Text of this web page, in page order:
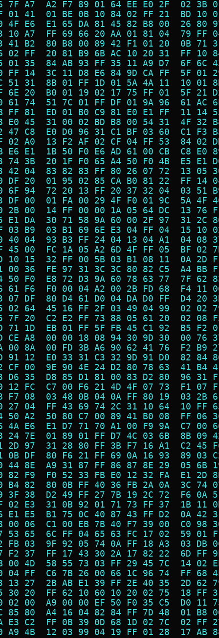
7F A7  A2 F7 89 01 64 EE E0 2F  02
01 41  01 BE 0B 10 84 02 FF 21  BD
4F E6  E1 65 DA 81 45 82 B8 00  26
10 A7  FF 69 66 20 AA 01 81 04  79
41 B2  80 B8 00 89 42 F1 01 20  0B
02 FF  20 81 B9 6B AC 10 20 31  FF
01 35  84 AB 93 FF 35 11 A9 D7  6F
FF 14  3C 11 D8 E6 84 9D CA FF  5F
51 31  8B 01 FF 1D 01 5A 4A 11  10
6E 20  B0 01 19 02 17 75 FF 01  5F
61 74  51 7C 01 FF DF 01 9A 96  61
FF 81  ED 01 B0 C9 81 E0 E1 FF  11
E0 45  31 00 02 BD B8 00 54 31  4F
47 C8  E0 D0 96 31 C1 BF 03 60  C1
02 A0  13 F2 AF 02 CF 04 FF 53  84
E6 E1  1B 50 F0 E6 AD 61 00 CB  C8
74 3B  20 1F F0 65 A4 50 F0 4B  E5
42 04  83 82 83 FF 80 26 07 72  13
DF 20  01 95 02 85 CA B0 81 22  FF
6F 94  72 20 13 FF 20 37 32 04  03
DF 00  01 FA 00 29 4F F0 01 9C  5A
2B 00  14 FF 00 00 1A 05 64 DC  13
E1 DA  30 71 58 9A 60 00 2F 97  31
03 B9  03 B1 69 6E E3 04 FF 04  15
40 04  93 B3 FF 24 04 13 04 A1  04
45 00  FC 1A 05 A2 6D 4F FF 05  BF
10 15  32 FF 00 5B 03 B1 08 11  0A
00 36  FE 97 31 3C 3C 80 82 C5  A4
50 F0  E8 72 D3 9A 60 78 63 77  7F
61 F6  F0 00 04 A2 00 2B FD 68  F4
07 DF  80 D4 61 D0 04 DA D0 FF  D4
02 64  45 16 FF 2F 03 49 04 99  02
7F 20  C2 E2 FF 73 88 05 61 20  02
71 1D  EB 01 FF 5F FB 45 C1 92  B5
CE A8  00 00 18 08 94 30 9D 30  00
00 8A  00 FD 3B A6 90 62 41 76  F2
91 12  E0 33 31 C3 32 9D 91 D0  82
CF 00  9E 90 4E 24 D2 80 78 63  41
D6 35  D8 85 D1 81 00 83 D2 80  96
12 FC  C7 00 F6 21 4D 4F 07 73  F1
F7 08  03 48 0B 04 0A FF 80 19  03
27 04  FF 43 69 74 2C 31 10 64  10
50 A2  50 80 C7 00 89 41 B0 08  FF
4A E6  E1 D7 71 70 A1 00 F9 9A  C7
24 7E  01 89 01 FF D7 4C 03 6B  8B
2D 97  31 28 80 FF 3B F7 16 A1  C2
0B DF  80 F6 21 FF 69 0A 16 93  89
44 8E  A9 31 87 FF 86 87 8E 29  05
82 F9  F0 52 33 FB E0 12 32 FA  E1
B4 82  80 0B FF 40 36 FB 2A 0A  3C
3F 38  D2 49 FF 27 7B 19 2C 72  F6
02 E3  31 0B 92 01 71 73 FF 37  1B
E1 E5  B1 75 0C 40 87 43 FF D2  0A
00 06  C1 00 EB 7B 40 F7 39 00  C0
53 65  6C FF 04 65 63 FC 17 02  59
FB 03  9F 92 05 74 0A FF 18 A3  03
F2 37  FF 17 43 30 2A 17 82 22  6D
00 4D  58 55 73 03 FF 29 45 7C  14
04 FF  C6 7B 26 00 66 1C 96 74  FF
13 27  2B AB E1 39 FF 2E 40 35  2D
30 20  FF 62 10 60 10 20 02 75  18
02 00  A9 00 00 EF 50 F0 35 C5  D0
85 80  A4 16 04 82 84 FF 7D 48  01
E3 C2  FF 0B 39 0D 68 1D 02 7C  02
A9 4B  12 03 99 04 19 FF 01 28  17